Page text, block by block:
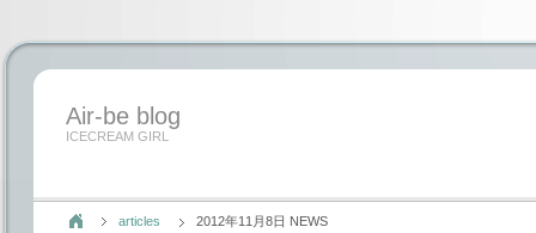
Air-be blog
ICECREAM GIRL
articles 2012年11月8日 NEWS